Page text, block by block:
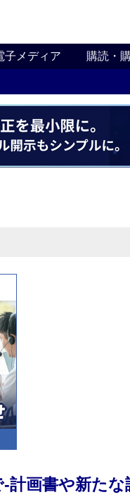
子メディア 購読・
計画書や新たな